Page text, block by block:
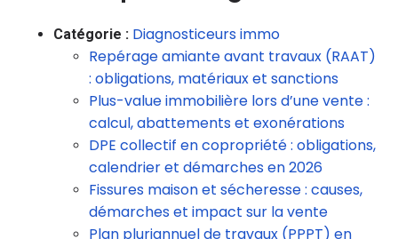
Catégorie : Diagnosticeurs immo
Repérage amiante avant travaux (RAAT)
: obligations, matériaux et sanctions
Plus-value immobilière lors d’une vente :
calcul, abattements et exonérations
DPE collectif en copropriété : obligations,
calendrier et démarches en 2026
Fissures maison et sécheresse : causes,
démarches et impact sur la vente
Plan pluriannuel de travaux (PPPT) en